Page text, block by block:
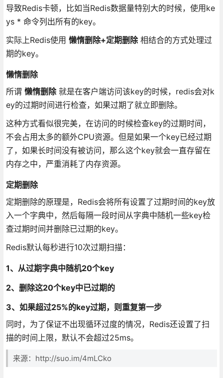
导致Redis卡顿，比如当Redis数据量特别大的时候，使用ke
ys * 命令列出所有的key。
实际上Redis使用 懒惰删除+定期删除相结合的方式处理过
期的key。
懒惰删除
所谓 懒惰删除就是在客户端访问该key的时候，redis会对k
ey的过期时间进行检查，如果过期了就立即删除。
这种方式看似很完美，在访问的时候检查key的过期时间，
不会占用太多的额外CPU资源。但是如果一个key已经过期
了，如果长时间没有被访问，那么这个key就会一直存留在
内存之中，严重消耗了内存资源。
定期删除
定期删除的原理是，Redis会将所有设置了过期时间的key放
入一个字典中，然后每隔一段时间从字典中随机一些key检
查过期时间并删除已过期的key。
Redis默认每秒进行10次过期扫描：
1、从过期字典中随机20个key
2、删除这20个key中已过期的
3、如果超过25%的key过期，则重复第一步
同时，为了保证不出现循环过度的情况，Redis还设置了扫
描的时间上限，默认不会超过25ms。
来源：http://suo.im/4mLCko